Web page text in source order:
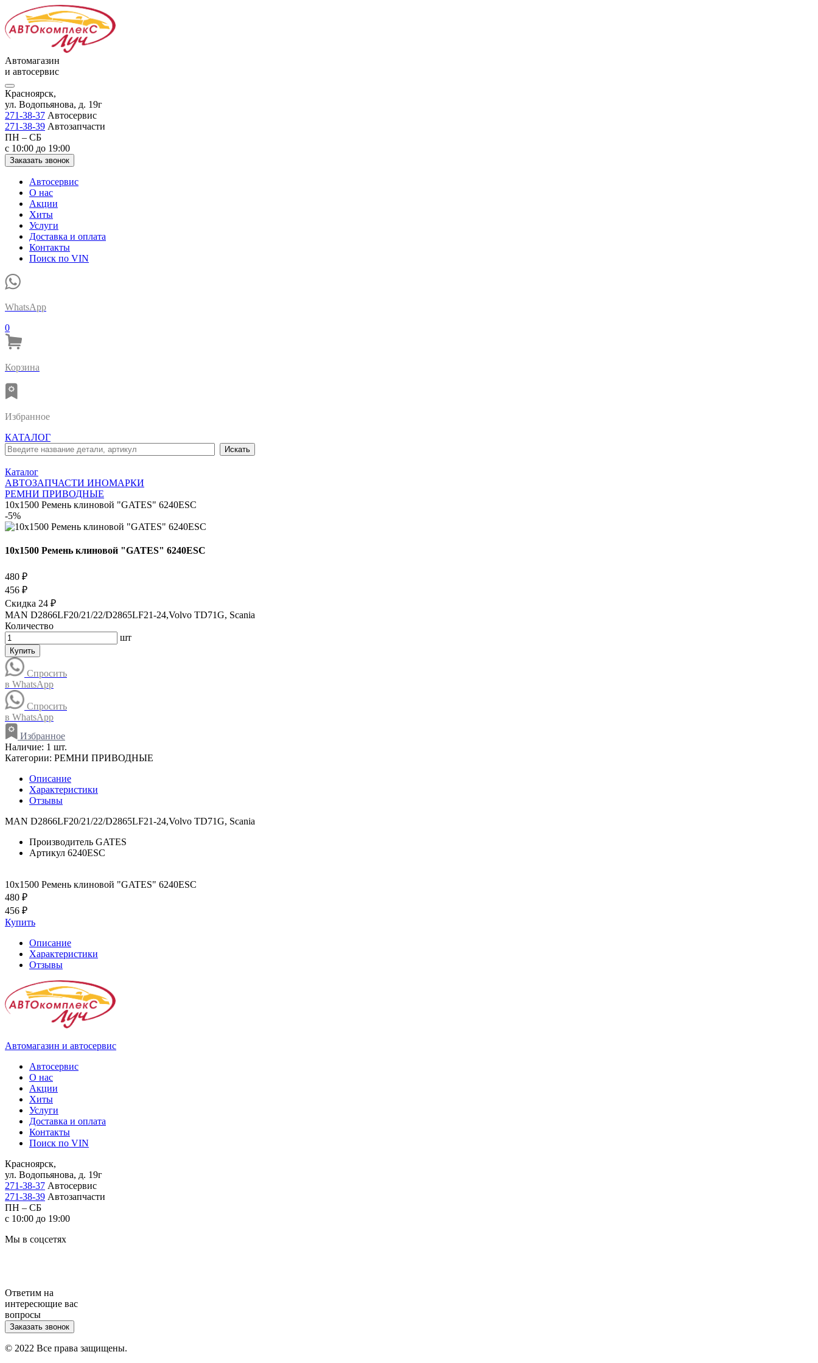
Автомагазин
и автосервис
Красноярск,
ул. Водопьянова, д. 19г
271-38-37 Автосервис
271-38-39 Автозапчасти
ПН – СБ
с 10:00 до 19:00
Заказать звонок
Автосервис
О нас
Акции
Хиты
Услуги
Доставка и оплата
Контакты
Поиск по VIN
WhatsApp
0
Корзина
Избранное
КАТАЛОГ
Каталог
АВТОЗАПЧАСТИ ИНОМАРКИ
РЕМНИ ПРИВОДНЫЕ
10x1500 Ремень клиновой "GATES" 6240ESC
-5%
10x1500 Ремень клиновой "GATES" 6240ESC
480 ₽
456 ₽
Скидка 24 ₽
MAN D2866LF20/21/22/D2865LF21-24,Volvo TD71G, Scania
Количество
шт
Купить
Спросить
в WhatsApp
Спросить
в WhatsApp
Избранное
Наличие: 1 шт.
Категории: РЕМНИ ПРИВОДНЫЕ
Описание
Характеристики
Отзывы
MAN D2866LF20/21/22/D2865LF21-24,Volvo TD71G, Scania
Производитель GATES
Артикул 6240ESC
10x1500 Ремень клиновой "GATES" 6240ESC
480 ₽
456 ₽
Купить
Описание
Характеристики
Отзывы
Автомагазин и автосервис
Автосервис
О нас
Акции
Хиты
Услуги
Доставка и оплата
Контакты
Поиск по VIN
Красноярск,
ул. Водопьянова, д. 19г
271-38-37 Автосервис
271-38-39 Автозапчасти
ПН – СБ
с 10:00 до 19:00
Мы в соцсетях
Ответим на
интересющие вас
вопросы
Заказать звонок
© 2022 Все права защищены.